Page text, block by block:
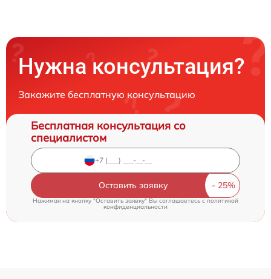
Нужна консультация?
Закажите бесплатную консультацию
Бесплатная консультация со
специалистом
Оставить заявку
Нажимая на кнопку "Оставить заявку" Вы соглашаетесь cполитикой
конфиденциальности